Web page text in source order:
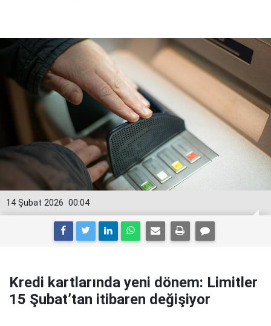
00:04
14 Şubat 2026
Kredi kartlarında yeni dönem: Limitler
15 Şubat’tan itibaren değişiyor